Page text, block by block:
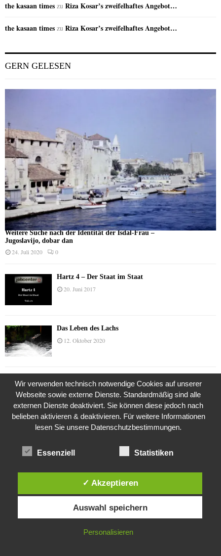
the kasaan times zu Riza Kosar’s zweifelhaftes Angebot…
the kasaan times zu Riza Kosar’s zweifelhaftes Angebot…
GERN GELESEN
Weitere Suche nach der Identität der Isdal-Frau –
Jugoslavijo, dobar dan
24. Juli 2020 0
Hartz 4 – Der Staat im Staat
20. Juni 2017
Das Leben des Lachs
12. Oktober 2020
Die Geschichte der Kubushäuser
9. Juli 2018
Was ist denn das? -Mars „SOL 735“ Rover Curiosity
Die Brexit-Lüge (1/8 Teil)
3. November 2019
Die Straße radikalisiert jeden Tag ein Stückchen
Diese Website verwendet Cookies. Durch die weitere Nutzung dieser
Website stimmst du der Verwendung von Cookies zu.
IN ORDNUNG
Wir verwenden technisch notwendige Cookies auf unserer
Webseite sowie externe Dienste. Standardmäßig sind alle
externen Dienste deaktiviert. Sie können diese jedoch nach
belieben aktivieren & deaktivieren. Für weitere Informationen
lesen Sie unsere Datenschutzbestimmungen.
Essenziell Statistiken
✓ Akzeptieren
Auswahl speichern
Personalisieren